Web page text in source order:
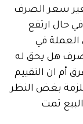
الصرف
في
يحق له
التقييم
النظر